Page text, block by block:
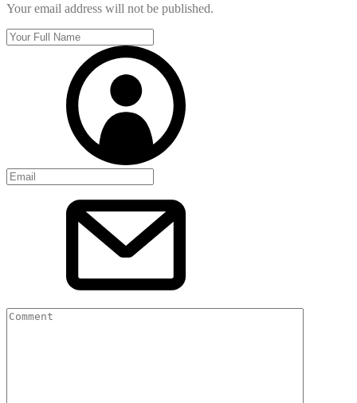
Your email address will not be published.